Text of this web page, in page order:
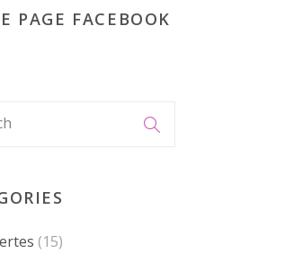
PAGE FACEBOOK
(15)